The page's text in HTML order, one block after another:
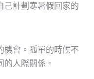
己計劃寒暑假回家的
機會。孤單的時候不
人際關係。